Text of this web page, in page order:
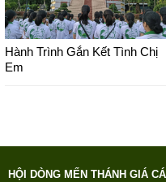
Hành Trình Gắn Kết Tình Chị
Em
HỘI DÒNG MẾN THÁNH GIÁ